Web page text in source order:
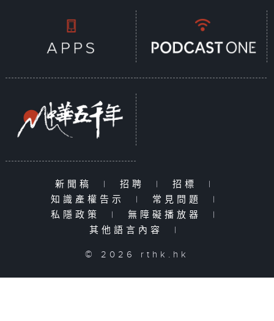
新聞稿 | 招聘 | 招標
|
知識產權告示
| 常見問題
|
私隱政策
| 無障礙播放器
|
其他語言內容
|
© 2026 rthk.hk